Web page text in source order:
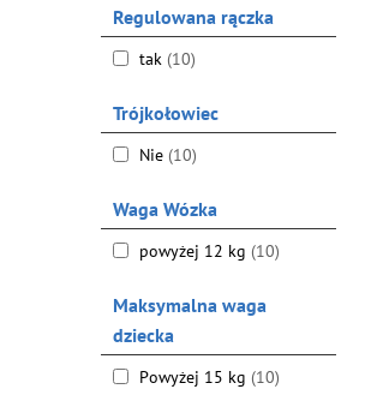
Regulowana rączka
tak (10)
Trójkołowiec
Nie (10)
Waga Wózka
powyżej 12 kg (10)
Maksymalna waga
dziecka
Powyżej 15 kg (10)